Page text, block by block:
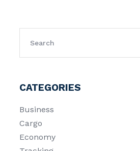
CATEGORIES
Business
Cargo
Economy